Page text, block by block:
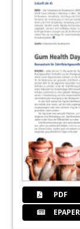
PDF
EPAPER